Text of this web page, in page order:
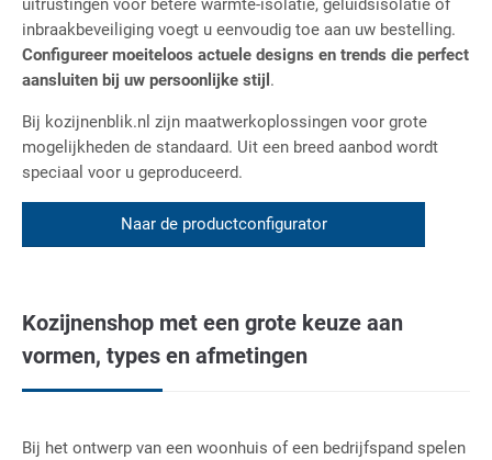
uitrustingen voor betere warmte-isolatie, geluidsisolatie of
inbraakbeveiliging voegt u eenvoudig toe aan uw bestelling.
Configureer moeiteloos actuele designs en trends die perfect
aansluiten bij uw persoonlijke stijl .
Bij kozijnenblik.nl zijn maatwerkoplossingen voor grote
mogelijkheden de standaard. Uit een breed aanbod wordt
speciaal voor u geproduceerd.
Naar de productconfigurator
Kozijnenshop met een grote keuze aan
vormen, types en afmetingen
Bij het ontwerp van een woonhuis of een bedrijfspand spelen